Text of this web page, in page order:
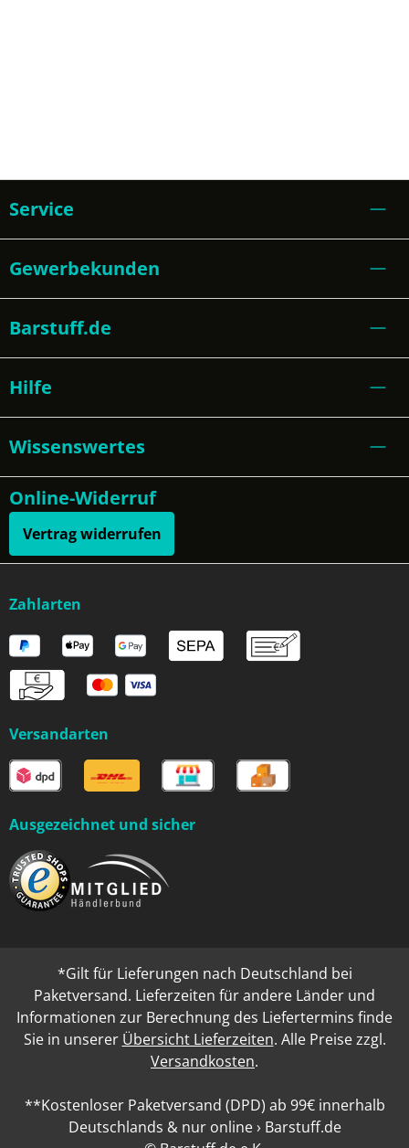
Service
Gewerbekunden
Barstuff.de
Hilfe
Wissenswertes
Online-Widerruf
Vertrag widerrufen
Zahlarten
Versandarten
Ausgezeichnet und sicher
*Gilt für Lieferungen nach Deutschland bei
Paketversand. Lieferzeiten für andere Länder und
Informationen zur Berechnung des Liefertermins finde
Sie in unserer Übersicht Lieferzeiten. Alle Preise zzgl.
Versandkosten.
**Kostenloser Paketversand (DPD) ab 99€ innerhalb
Deutschlands & nur online › Barstuff.de